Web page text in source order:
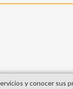
y conocer sus